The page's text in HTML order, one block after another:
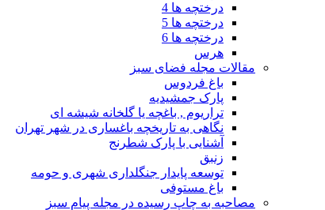
درختچه ها 4
درختچه ها 5
درختچه ها 6
هرس
مقالات مجله فضای سبز
باغ فردوس
پارک جمشیدیه
تراریوم , باغچه یا گلخانه شیشه ای
نگاهی به تاریخچه باغساری در شهر تهران
آشنایی با پارک شطرنج
زنبق
توسعه پایدار جنگلداری شهری و حومه
باغ مستوفی
مصاحبه به چاپ رسیده در مجله پیام سبز